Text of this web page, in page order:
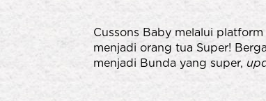
Cussons Baby melalui
menjadi orang tua Super!
menjadi Bunda yang super,